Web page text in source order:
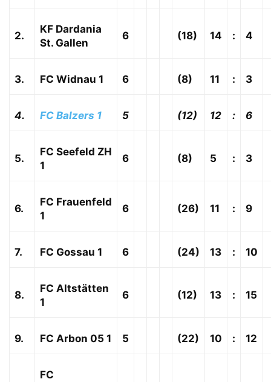
2.
KF Dardania
St. Gallen
6 (18) 14 : 4
3. FC Widnau 1 6 (8) 11 : 3
4. FC Balzers 1 5 (12) 12 : 6
5.
FC Seefeld ZH
1
6 (8) 5 : 3
6.
FC Frauenfeld
1
6 (26) 11 : 9
7. FC Gossau 1 6 (24) 13 : 10
8.
FC Altstätten
1
6 (12) 13 : 15
9. FC Arbon 05 1 5 (22) 10 : 12
FC